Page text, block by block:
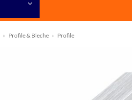
» Profile & Bleche » Profile